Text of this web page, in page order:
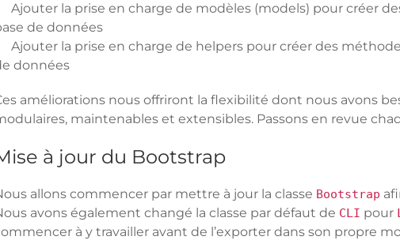
Ajouter la prise en charge de modèles (models) pour créer
de données
Ajouter la prise en charge de helpers pour créer des
données
améliorations nous offriront la flexibilité dont nous avons
maintenables et extensibles. Passons en revue
à jour du Bootstrap
allons commencer par mettre à jour la classe Bootstrap
avons également changé la classe par défaut de CLI pour
à y travailler avant de l’exporter dans son propre